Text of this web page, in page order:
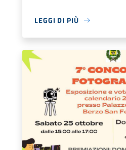
LEGGI DI PIÙ